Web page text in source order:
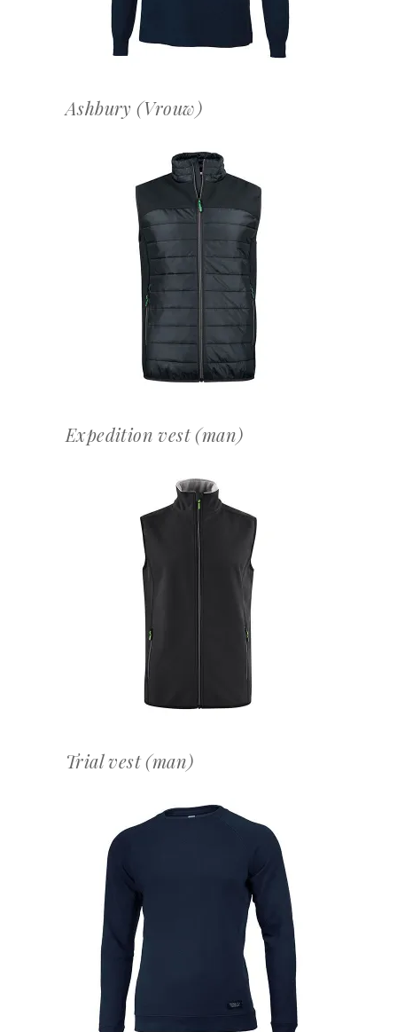
Ashbury (Vrouw)
OFFERTEAANVRAAG
Expedition vest (man)
OFFERTEAANVRAAG
Trial vest (man)
OFFERTEAANVRAAG